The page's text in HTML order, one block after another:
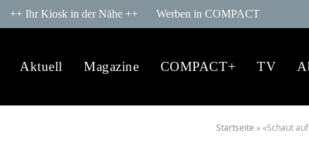
++ Ihr Kiosk in der Nähe ++ Werben in COMPACT
Aktuell Magazine COMPACT+ TV
Startseite »«Schaut